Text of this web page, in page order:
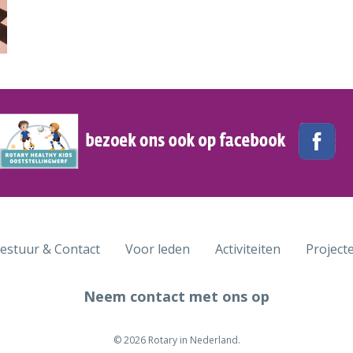
& Contact Voor leden Activiteiten
Neem contact met ons op
© 2026 Rotary in Nederland.